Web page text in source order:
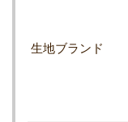
生地ブランド